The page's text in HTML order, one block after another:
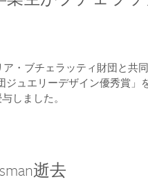
・ブチェラッティ財団と共
ジュエリーデザイン優秀賞」
しました。
逝去